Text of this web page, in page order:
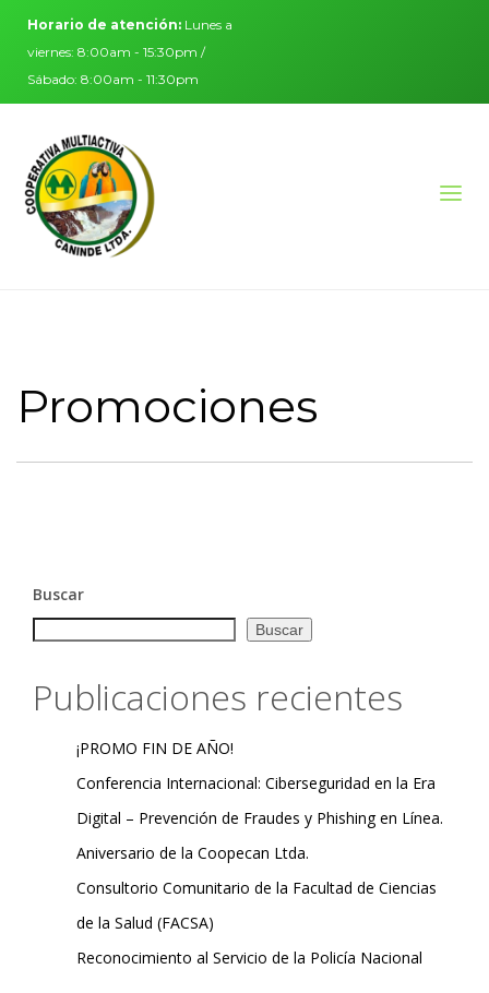
Horario de atención: Lunes a
viernes: 8:00am - 15:30pm /
Sábado: 8:00am - 11:30pm
Promociones
Buscar
Buscar
Publicaciones recientes
¡PROMO FIN DE AÑO!
Conferencia Internacional: Ciberseguridad en la Era
Digital – Prevención de Fraudes y Phishing en Línea.
Aniversario de la Coopecan Ltda.
Consultorio Comunitario de la Facultad de Ciencias
de la Salud (FACSA)
Reconocimiento al Servicio de la Policía Nacional